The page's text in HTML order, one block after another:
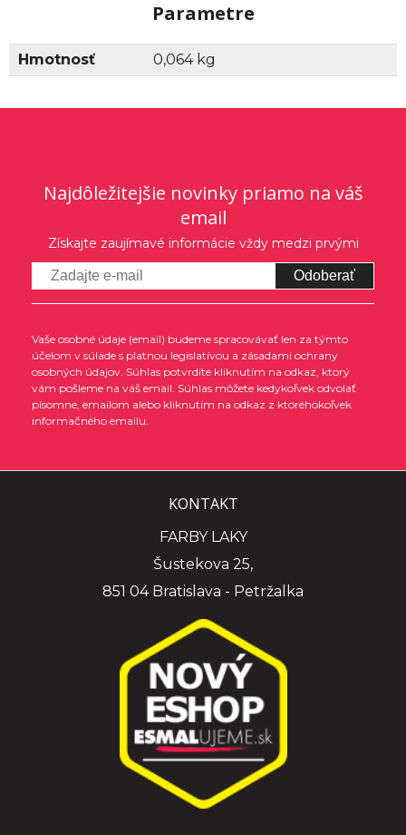
Parametre
Hmotnosť 0,064 kg
Najdôležitejšie novinky priamo na váš
email
Získajte zaujímavé informácie vždy medzi prvými
Odoberať
Vaše osobné údaje (email) budeme spracovávať len za týmto
účelom v súlade s platnou legislatívou a zásadami ochrany
osobných údajov. Súhlas potvrdíte kliknutím na odkaz, ktorý
vám pošleme na váš email. Súhlas môžete kedykoľvek odvolať
písomne, emailom alebo kliknutím na odkaz z ktoréhokoľvek
informačného emailu.
KONTAKT
FARBY LAKY
Šustekova 25,
851 04 Bratislava - Petržalka